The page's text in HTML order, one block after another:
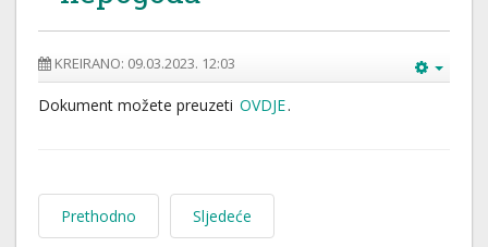
KREIRANO: 09.03.2023. 12:03
Dokument možete preuzeti OVDJE.
Prethodno Sljedeće